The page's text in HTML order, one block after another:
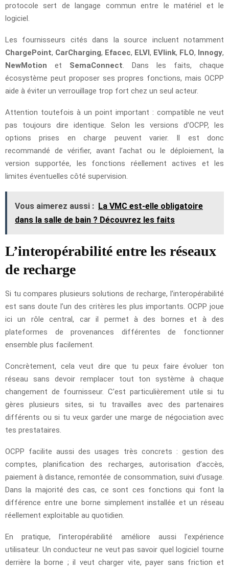
protocole sert de langage commun entre le matériel et le
logiciel.
Les fournisseurs cités dans la source incluent notamment
ChargePoint, CarCharging, Efacec, ELVI, EVlink, FLO, Innogy,
NewMotion et SemaConnect . Dans les faits, chaque
écosystème peut proposer ses propres fonctions, mais OCPP
aide à éviter un verrouillage trop fort chez un seul acteur.
Attention toutefois à un point important : compatible ne veut
pas toujours dire identique. Selon les versions d’OCPP, les
options prises en charge peuvent varier. Il est donc
recommandé de vérifier, avant l’achat ou le déploiement, la
version supportée, les fonctions réellement actives et les
limites éventuelles côté supervision.
Vous aimerez aussi : La VMC est-elle obligatoire
dans la salle de bain ? Découvrez les faits
L’interopérabilité entre les réseaux
de recharge
Si tu compares plusieurs solutions de recharge, l’interopérabilité
est sans doute l’un des critères les plus importants. OCPP joue
ici un rôle central, car il permet à des bornes et à des
plateformes de provenances différentes de fonctionner
ensemble plus facilement.
Concrètement, cela veut dire que tu peux faire évoluer ton
réseau sans devoir remplacer tout ton système à chaque
changement de fournisseur. C’est particulièrement utile si tu
gères plusieurs sites, si tu travailles avec des partenaires
différents ou si tu veux garder une marge de négociation avec
tes prestataires.
OCPP facilite aussi des usages très concrets : gestion des
comptes, planification des recharges, autorisation d’accès,
paiement à distance, remontée de consommation, suivi d’usage.
Dans la majorité des cas, ce sont ces fonctions qui font la
différence entre une borne simplement installée et un réseau
réellement exploitable au quotidien.
En pratique, l’interopérabilité améliore aussi l’expérience
utilisateur. Un conducteur ne veut pas savoir quel logiciel tourne
derrière la borne ; il veut charger vite, payer sans friction et